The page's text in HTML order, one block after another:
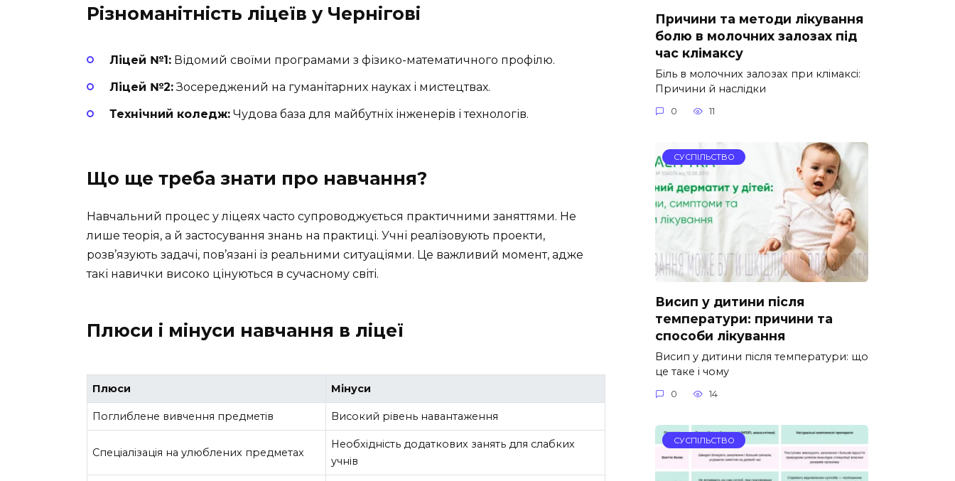
Різноманітність ліцеїв у Чернігові
Ліцей №1: Відомий своїми програмами з фізико-математичного профілю.
Ліцей №2:Зосереджений на гуманітарних науках і мистецтвах.
Технічний коледж: Чудова база для майбутніх інженерів і технологів.
Що ще треба знати про навчання?
Навчальний процес у ліцеях часто супроводжується практичними заняттями. Не
лише теорія, а й застосування знань на практиці. Учні реалізовують проекти,
розв’язують задачі, пов’язані із реальними ситуаціями. Це важливий момент, адже
такі навички високо цінуються в сучасному світі.
Плюси і мінуси навчання в ліцеї
Плюси Мінуси
Поглиблене вивчення предметів Високий рівень навантаження
Спеціалізація на улюблених предметах
Необхідність додаткових занять для слабких
учнів
Причини та методи лікування
болю в молочних залозах під
час клімаксу
Біль в молочних залозах при клімаксі:
Причини й наслідки
0 11
СУСПІЛЬСТВО
Висип у дитини після
температури: причини та
способи лікування
Висип у дитини після температури: що
це таке і чому
0 14
СУСПІЛЬСТВО